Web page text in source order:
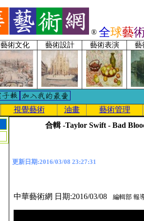
® 全球藝
藝術文化 藝術設計 藝術表演 藝
視覺藝術 油畫 藝術管理
合輯 -Taylor Swift - Bad
更新日期:2016/03/08 23:27:31
中華藝術網 日期:2016/03/08 編輯部 報